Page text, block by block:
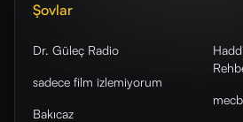
Şovlar
Dr. Güleç Radio
sadece film izlemiyorum
Bakıcaz